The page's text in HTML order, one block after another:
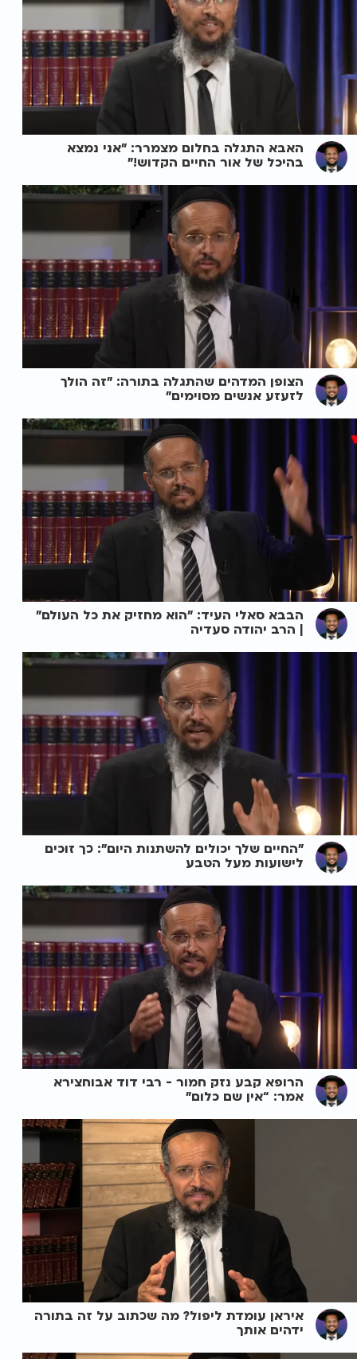
האבא התגלה בחלום מצמרר: "אני נמצא
בהיכל של אור החיים הקדוש!"
הצופן המדהים שהתגלה בתורה: "זה הולך
לזעזע אנשים מסוימים"
הבבא סאלי העיד: "הוא מחזיק את כל העולם"
| הרב יהודה סעדיה
"החיים שלך יכולים להשתנות היום": כך זוכים
לישועות מעל הטבע
הרופא קבע נזק חמור - רבי דוד אבוחצירא
אמר: “אין שם כלום”
איראן עומדת ליפול? מה שכתוב על זה בתורה
ידהים אותך